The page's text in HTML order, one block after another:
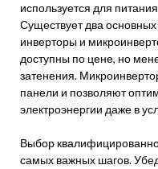
используется для
Существует два
инверторы и
доступны по цене, но
затенения.
панели и позволяют
электроэнергии даже в
Выбор
самых важных шагов.